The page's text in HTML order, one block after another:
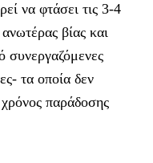
να φτάσει τις 3-4
βίας και
τα οποία δεν
παράδοσης